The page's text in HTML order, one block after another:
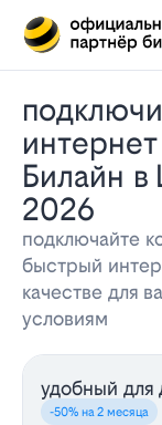
Подключите домашний
Билайн
2026
подключайте
быстрый
качестве для
условиям
удобный для
-50% на 2 месяца